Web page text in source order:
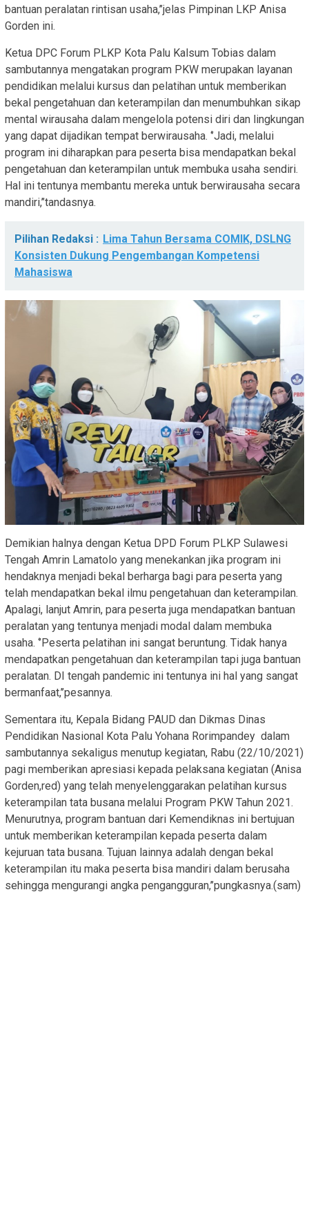
bantuan peralatan rintisan usaha,’’jelas Pimpinan LKP Anisa
Gorden ini.
Ketua DPC Forum PLKP Kota Palu Kalsum Tobias dalam
sambutannya mengatakan program PKW merupakan layanan
pendidikan melalui kursus dan pelatihan untuk memberikan
bekal pengetahuan dan keterampilan dan menumbuhkan sikap
mental wirausaha dalam mengelola potensi diri dan lingkungan
yang dapat dijadikan tempat berwirausaha. ‘’Jadi, melalui
program ini diharapkan para peserta bisa mendapatkan bekal
pengetahuan dan keterampilan untuk membuka usaha sendiri.
Hal ini tentunya membantu mereka untuk berwirausaha secara
mandiri,’’tandasnya.
Pilihan Redaksi : Lima Tahun Bersama COMIK, DSLNG
Konsisten Dukung Pengembangan Kompetensi
Mahasiswa
Demikian halnya dengan Ketua DPD Forum PLKP Sulawesi
Tengah Amrin Lamatolo yang menekankan jika program ini
hendaknya menjadi bekal berharga bagi para peserta yang
telah mendapatkan bekal ilmu pengetahuan dan keterampilan.
Apalagi, lanjut Amrin, para peserta juga mendapatkan bantuan
peralatan yang tentunya menjadi modal dalam membuka
usaha. ‘’Peserta pelatihan ini sangat beruntung. Tidak hanya
mendapatkan pengetahuan dan keterampilan tapi juga bantuan
peralatan. DI tengah pandemic ini tentunya ini hal yang sangat
bermanfaat,’’pesannya.
Sementara itu, Kepala Bidang PAUD dan Dikmas Dinas
Pendidikan Nasional Kota Palu Yohana Rorimpandey dalam
sambutannya sekaligus menutup kegiatan, Rabu (22/10/2021)
pagi memberikan apresiasi kepada pelaksana kegiatan (Anisa
Gorden,red) yang telah menyelenggarakan pelatihan kursus
keterampilan tata busana melalui Program PKW Tahun 2021.
Menurutnya, program bantuan dari Kemendiknas ini bertujuan
untuk memberikan keterampilan kepada peserta dalam
kejuruan tata busana. Tujuan lainnya adalah dengan bekal
keterampilan itu maka peserta bisa mandiri dalam berusaha
sehingga mengurangi angka pengangguran,’’pungkasnya.(sam)